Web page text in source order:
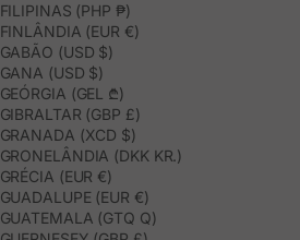
FILIPINAS (PHP ₱)
FINLÂNDIA (EUR €)
GABÃO (USD $)
GANA (USD $)
GEÓRGIA (GEL ₾)
GIBRALTAR (GBP £)
GRANADA (XCD $)
GRONELÂNDIA (DKK KR.)
GRÉCIA (EUR €)
GUADALUPE (EUR €)
GUATEMALA (GTQ Q)